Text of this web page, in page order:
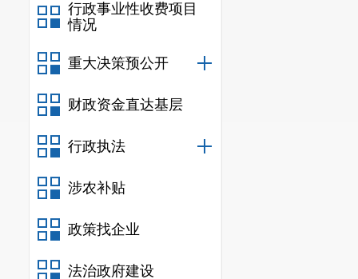
行政事业性收费项目
情况
重大决策预公开
财政资金直达基层
行政执法
涉农补贴
政策找企业
法治政府建设